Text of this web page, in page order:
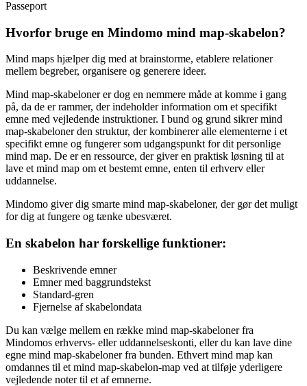
Passeport
Hvorfor bruge en Mindomo mind map-skabelon?
Mind maps hjælper dig med at brainstorme, etablere relationer
mellem begreber, organisere og generere ideer.
Mind map-skabeloner er dog en nemmere måde at komme i gang
på, da de er rammer, der indeholder information om et specifikt
emne med vejledende instruktioner. I bund og grund sikrer mind
map-skabeloner den struktur, der kombinerer alle elementerne i et
specifikt emne og fungerer som udgangspunkt for dit personlige
mind map. De er en ressource, der giver en praktisk løsning til at
lave et mind map om et bestemt emne, enten til erhverv eller
uddannelse.
Mindomo giver dig smarte mind map-skabeloner, der gør det muligt
for dig at fungere og tænke ubesværet.
En skabelon har forskellige funktioner:
Beskrivende emner
Emner med baggrundstekst
Standard-gren
Fjernelse af skabelondata
Du kan vælge mellem en række mind map-skabeloner fra
Mindomos erhvervs- eller uddannelseskonti, eller du kan lave dine
egne mind map-skabeloner fra bunden. Ethvert mind map kan
omdannes til et mind map-skabelon-map ved at tilføje yderligere
vejledende noter til et af emnerne.